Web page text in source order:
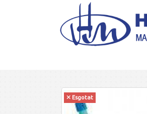
Esgotat